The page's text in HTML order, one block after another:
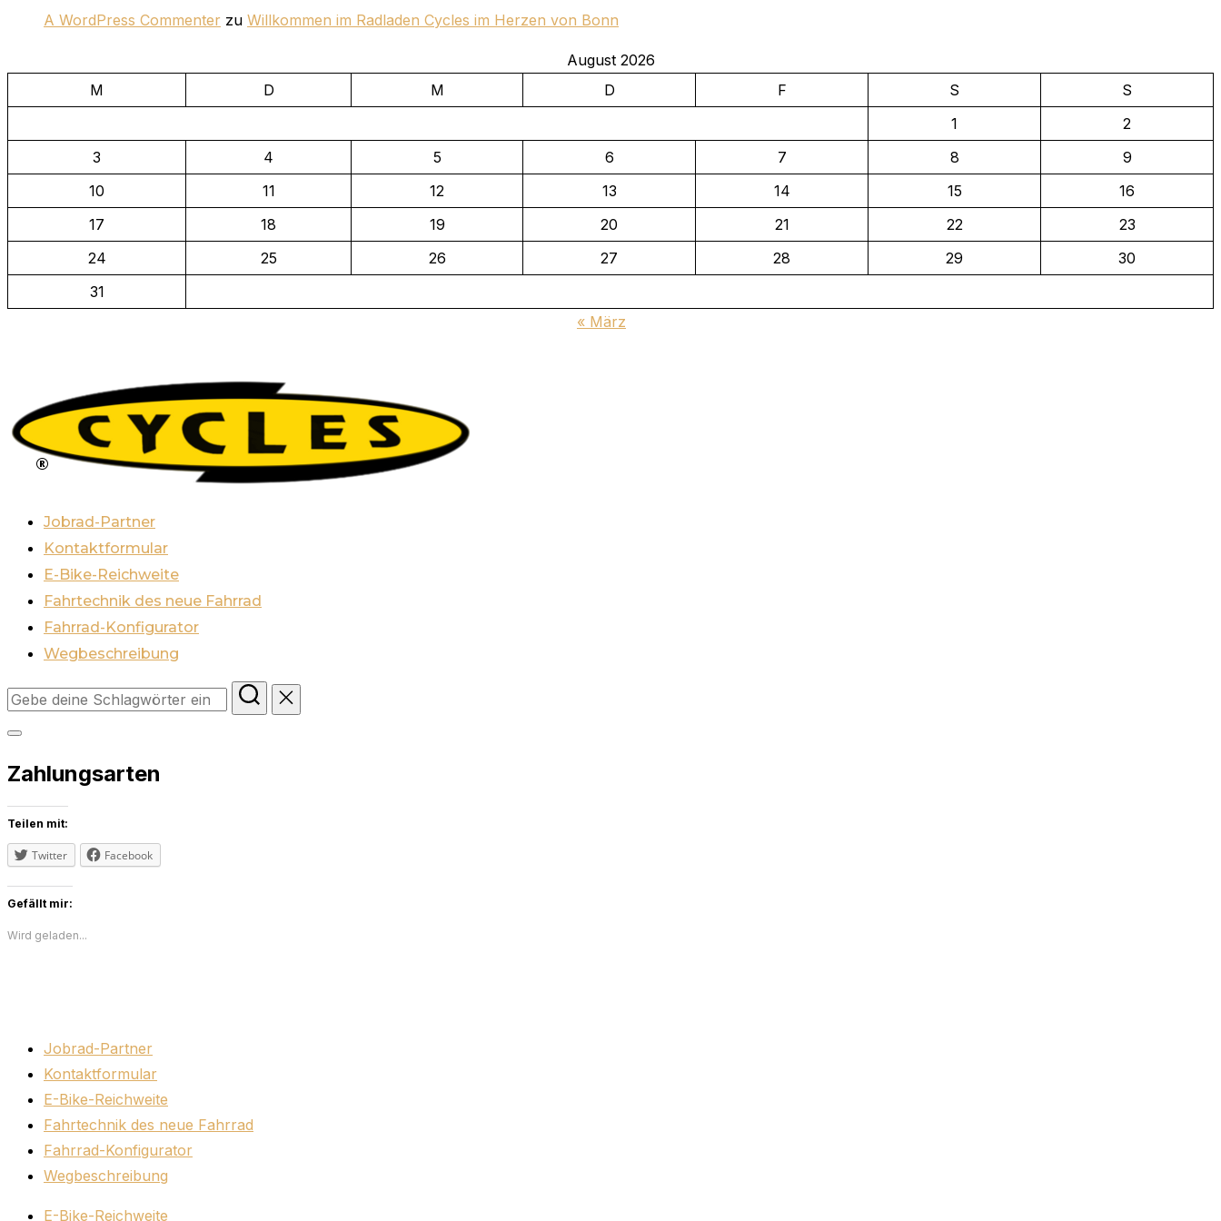
A WordPress Commenter zu Willkommen im Radladen Cycles im Herzen von Bonn
August 2026
M
D M D F S
S
1
2
3
4 5 6 7 8
9
10
11 12 13 14 15
16
17
18 19 20 21 22
23
24
25 26 27 28 29
30
31
« März
Inhalten
springen
Jobrad-Partner
Kontaktformular
E-Bike-Reichweite
Fahrtechnik des neue Fahrrad
Fahrrad-Konfigurator
Wegbeschreibung
Suchen
&
umschalten
Zahlungsarten
Teilen mit:
Twitter Facebook
Gefällt mir:
Wird geladen...
Jobrad-Partner
Kontaktformular
E-Bike-Reichweite
Fahrtechnik des neue Fahrrad
Fahrrad-Konfigurator
Wegbeschreibung
E-Bike-Reichweite